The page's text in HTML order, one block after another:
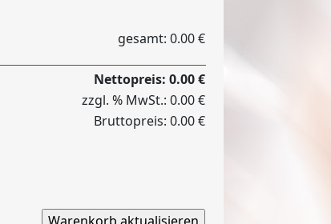
gesamt: 0.00 €
Nettopreis: 0.00 €
zzgl. % MwSt.: 0.00 €
Bruttopreis: 0.00 €